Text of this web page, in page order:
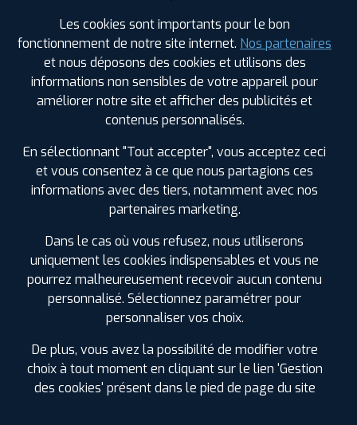
SPÉCIFICATIONS AVIS CLIENTS ÉTIQUETAGE
Les cookies sont importants pour le bon
fonctionnement de notre site internet. Nos partenaires
et nous déposons des cookies et utilisons des
informations non sensibles de votre appareil pour
améliorer notre site et afficher des publicités et
contenus personnalisés.
En sélectionnant "Tout accepter", vous acceptez ceci
et vous consentez à ce que nous partagions ces
informations avec des tiers, notamment avec nos
partenaires marketing.
Dans le cas où vous refusez, nous utiliserons
uniquement les cookies indispensables et vous ne
pourrez malheureusement recevoir aucun contenu
personnalisé. Sélectionnez paramétrer pour
personnaliser vos choix.
De plus, vous avez la possibilité de modifier votre
choix à tout moment en cliquant sur le lien 'Gestion
des cookies' présent dans le pied de page du site